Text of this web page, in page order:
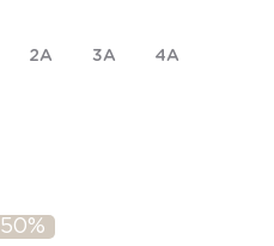
2A 3A 4A
50%